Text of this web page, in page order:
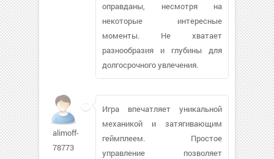
оправданы, несмотря на
некоторые интересные
моменты. Не хватает
разнообразия и глубины для
долгосрочного увлечения.
alimoff-
78773
Игра впечатляет уникальной
механикой и затягивающим
геймплеем. Простое
управление позволяет